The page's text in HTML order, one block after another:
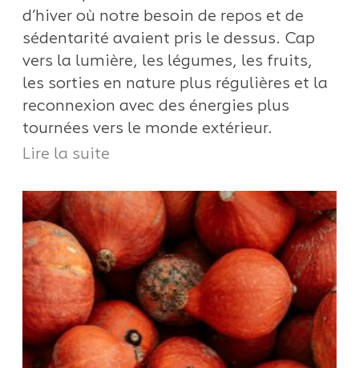
d’hiver où notre besoin de repos et de
sédentarité avaient pris le dessus. Cap
vers la lumière, les légumes, les fruits,
les sorties en nature plus régulières et la
reconnexion avec des énergies plus
tournées vers le monde extérieur.
Lire la suite